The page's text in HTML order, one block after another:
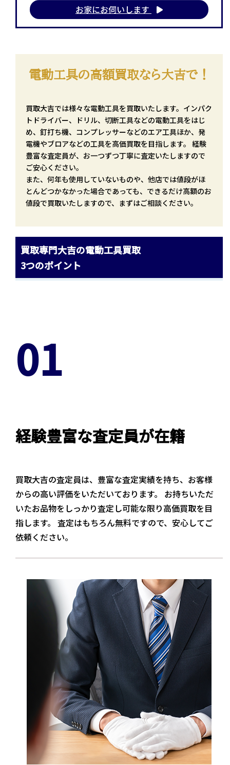
お家にお伺いします
電動工具の高額買取なら大吉で！
買取大吉では様々な電動工具を買取いたします。インパク
トドライバー、ドリル、切断工具などの電動工具をはじ
め、釘打ち機、コンプレッサーなどのエア工具ほか、発
電機やブロアなどの工具を高価買取を目指します。 経験
豊富な査定員が、お一つずつ丁寧に査定いたしますので
ご安心ください。
また、何年も使用していないものや、他店では値段がほ
とんどつかなかった場合であっても、できるだけ高額のお
値段で買取いたしますので、まずはご相談ください。
買取専門大吉の電動工具買取
3つのポイント
01
経験豊富な査定員が在籍
買取大吉の査定員は、豊富な査定実績を持ち、お客様
からの高い評価をいただいております。 お持ちいただ
いたお品物をしっかり査定し可能な限り高価買取を目
指します。 査定はもちろん無料ですので、安心してご
依頼ください。